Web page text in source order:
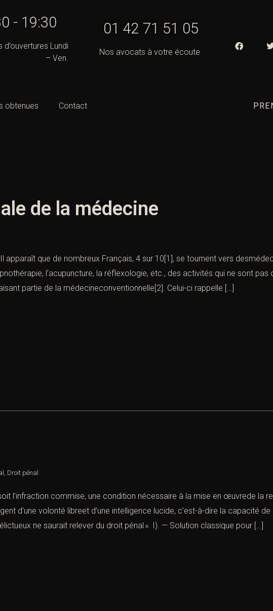
- 19:30
d’ouvertures Lundi
– Ven.
01 42 71 51 05
Nos avocats à votre écoute
obtenues Contact
de la médecine
apparaît que de nombreux Français, 4 sur 10[1], se tournent vers
l’acupuncture, la réflexologie, etc., des activités qui ne sont
partie de la médecineconventionnelle[2]. Celui-ci rappelle […]
, Droit pénal
l’infraction commise, une condition nécessaire à la mise en œuvrede la
d’une volonté libreet d’une intelligence lucide, c’est-à-dire la capacité
ne saurait relever du droit pénal ». I). — Solution classique pour […]